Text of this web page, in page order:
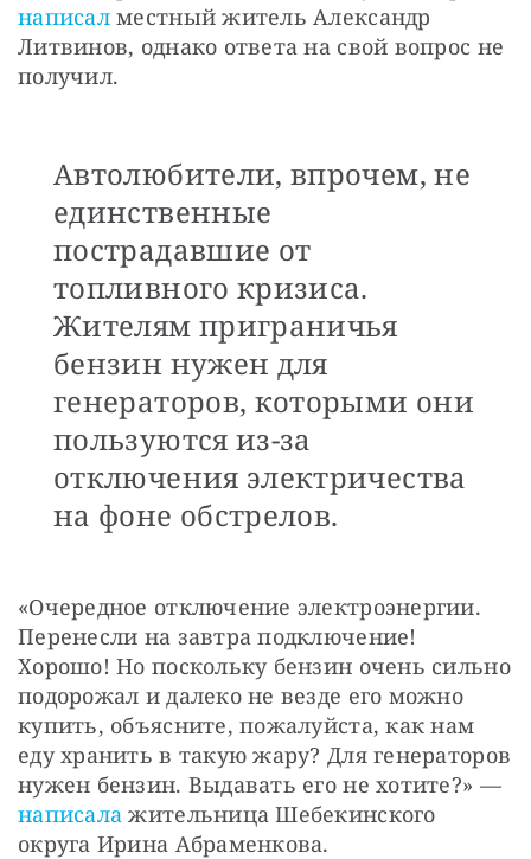
написал местный житель Александр
Литвинов, однако ответа на свой вопрос не
получил.
Автолюбители, впрочем, не
единственные
пострадавшие от
топливного кризиса.
Жителям приграничья
бензин нужен для
генераторов, которыми они
пользуются из-за
отключения электричества
на фоне обстрелов.
«Очередное отключение электроэнергии.
Перенесли на завтра подключение!
Хорошо! Но поскольку бензин очень сильно
подорожал и далеко не везде его можно
купить, объясните, пожалуйста, как нам
еду хранить в такую жару? Для генераторов
нужен бензин. Выдавать его не хотите?» —
написала жительница Шебекинского
округа Ирина Абраменкова.